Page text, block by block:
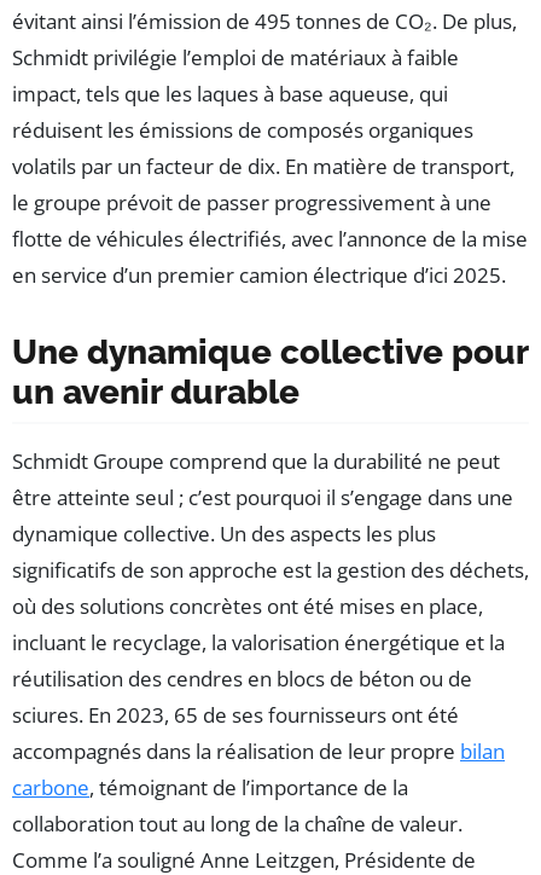
évitant ainsi l’émission de 495 tonnes de CO₂. De plus,
Schmidt privilégie l’emploi de matériaux à faible
impact, tels que les laques à base aqueuse, qui
réduisent les émissions de composés organiques
volatils par un facteur de dix. En matière de transport,
le groupe prévoit de passer progressivement à une
flotte de véhicules électrifiés, avec l’annonce de la mise
en service d’un premier camion électrique d’ici 2025.
Une dynamique collective pour
un avenir durable
Schmidt Groupe comprend que la durabilité ne peut
être atteinte seul ; c’est pourquoi il s’engage dans une
dynamique collective. Un des aspects les plus
significatifs de son approche est la gestion des déchets,
où des solutions concrètes ont été mises en place,
incluant le recyclage, la valorisation énergétique et la
réutilisation des cendres en blocs de béton ou de
sciures. En 2023, 65 de ses fournisseurs ont été
accompagnés dans la réalisation de leur propre bilan
carbone, témoignant de l’importance de la
collaboration tout au long de la chaîne de valeur.
Comme l’a souligné Anne Leitzgen, Présidente de